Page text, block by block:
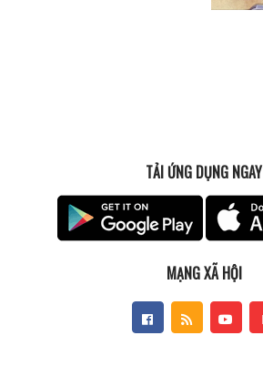
TẢI ỨNG DỤNG NGAY
MẠNG XÃ HỘI